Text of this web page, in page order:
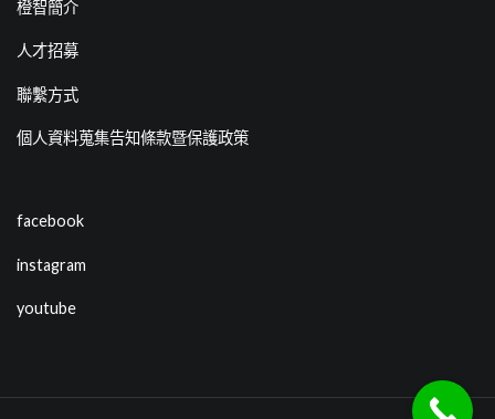
橙智簡介
人才招募
聯繫方式
個人資料蒐集告知條款暨保護政策
facebook
instagram
youtube